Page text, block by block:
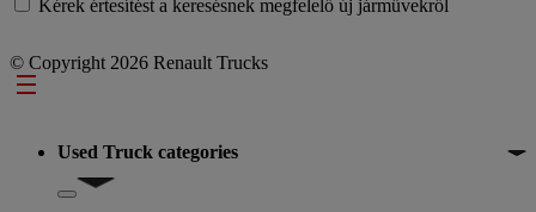
Kérek értesítést a keresésnek megfelelő új járművekről
© Copyright 2026 Renault Trucks
Footer
Used Truck categories
Show submenu for Used Truck categories